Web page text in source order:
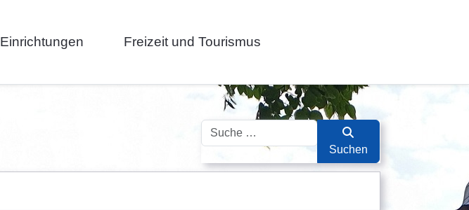
Einrichtungen Freizeit und Tourismus
Suchen
Suchen